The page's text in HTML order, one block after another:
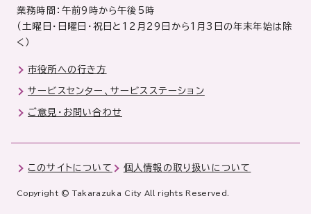
業務時間：午前9時から午後5時
（土曜日・日曜日・祝日と12月29日から1月3日の年末年始は除
く）
市役所への行き方
サービスセンター、サービスステーション
ご意見・お問い合わせ
このサイトについて 個人情報の取り扱いについて
Copyright © Takarazuka City All rights Reserved.